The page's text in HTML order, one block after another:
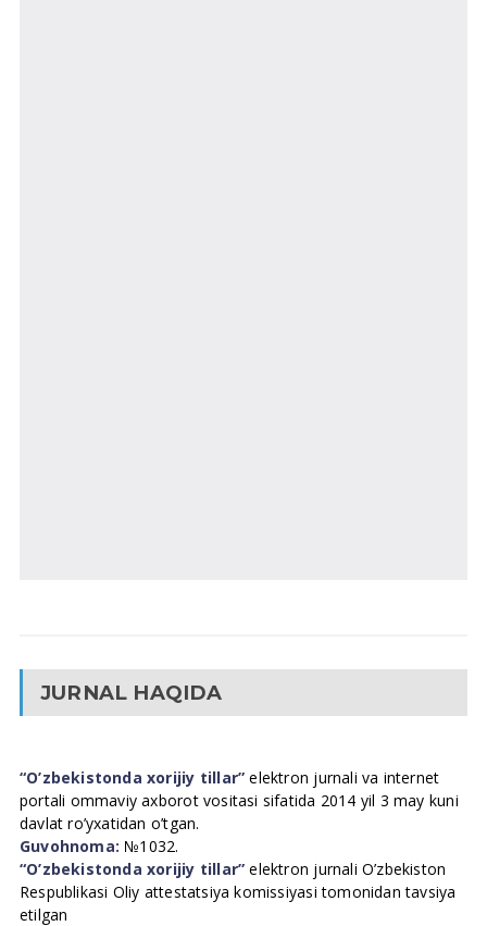
JURNAL HAQIDA
“O’zbekistonda xorijiy tillar” elektron jurnali va internet
portali ommaviy axborot vositasi sifatida 2014 yil 3 may kuni
davlat ro’yxatidan o’tgan.
Guvohnoma: №1032.
“O’zbekistonda xorijiy tillar” elektron jurnali O’zbekiston
Respublikasi Oliy attestatsiya komissiyasi tomonidan tavsiya
etilgan